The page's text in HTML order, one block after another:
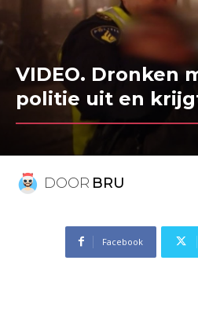
VIDEO. Dronken
politie uit en
DOOR BRU
Facebook